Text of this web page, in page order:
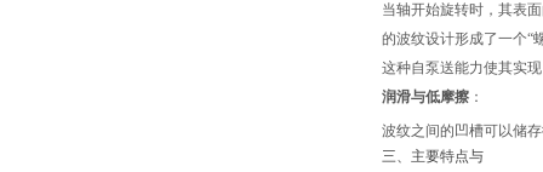
当轴开始旋转时，其表
的波纹设计形成了一个“
这种自泵送能力使其实
润滑与低摩擦 ：
波纹之间的凹槽可以储
三、主要特点与